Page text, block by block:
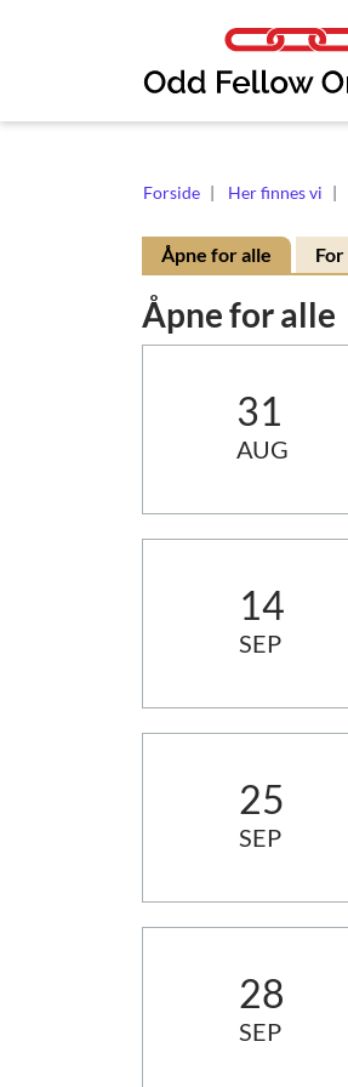
Forside Her finnes vi
Åpne for alle
Åpne for alle
31
AUG
14
SEP
25
SEP
28
SEP